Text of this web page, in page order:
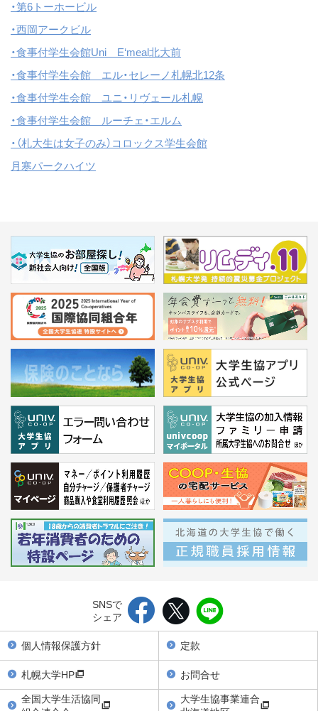
・第6トーホービル
・西岡アークビル
・食事付学生会館Uni E‘meal北大前
・食事付学生会館 エル・セレーノ札幌北12条
・食事付学生会館 ユニ・リヴェール札幌
・食事付学生会館 ルーチェ・エルム
・（札大生は女子のみ）コロックス学生会館
月寒パークハイツ
SNSで
シェア
個人情報保護方針
定款
札幌大学HP
お問合せ
全国大学生活協同
大学生協事業連合